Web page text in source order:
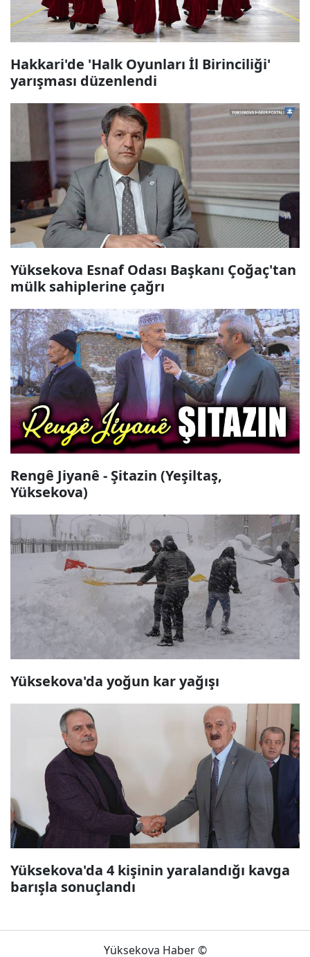
Hakkari'de 'Halk Oyunları İl Birinciliği'
yarışması düzenlendi
Yüksekova Esnaf Odası Başkanı Çoğaç'tan
mülk sahiplerine çağrı
Rengê Jiyanê - Şitazin (Yeşiltaş,
Yüksekova)
Yüksekova'da yoğun kar yağışı
Yüksekova'da 4 kişinin yaralandığı kavga
barışla sonuçlandı
Yüksekova Haber ©